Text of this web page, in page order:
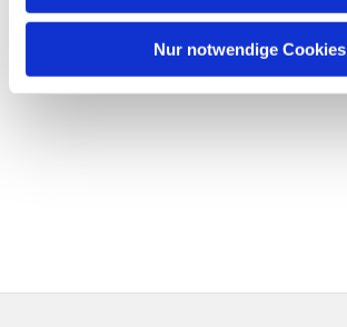
Nur notwendige Cookies